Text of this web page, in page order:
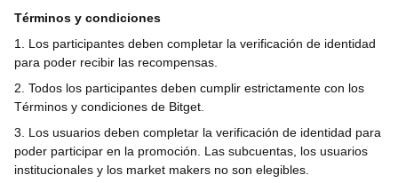
Términos y condiciones
1. Los participantes deben completar la verificación de identidad
para poder recibir las recompensas.
2. Todos los participantes deben cumplir estrictamente con los
Términos y condiciones de Bitget.
3. Los usuarios deben completar la verificación de identidad para
poder participar en la promoción. Las subcuentas, los usuarios
institucionales y los market makers no son elegibles.